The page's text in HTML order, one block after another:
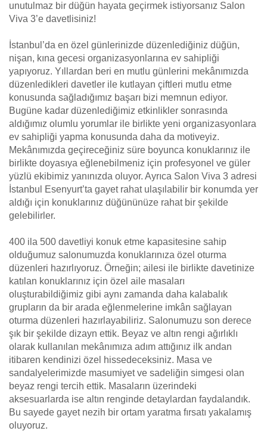
unutulmaz bir düğün hayata geçirmek istiyorsanız Salon
Viva 3’e davetlisiniz!
İstanbul’da en özel günlerinizde düzenlediğiniz düğün,
nişan, kına gecesi organizasyonlarına ev sahipliği
yapıyoruz. Yıllardan beri en mutlu günlerini mekânımızda
düzenledikleri davetler ile kutlayan çiftleri mutlu etme
konusunda sağladığımız başarı bizi memnun ediyor.
Bugüne kadar düzenlediğimiz etkinlikler sonrasında
aldığımız olumlu yorumlar ile birlikte yeni organizasyonlara
ev sahipliği yapma konusunda daha da motiveyiz.
Mekânımızda geçireceğiniz süre boyunca konuklarınız ile
birlikte doyasıya eğlenebilmeniz için profesyonel ve güler
yüzlü ekibimiz yanınızda oluyor. Ayrıca Salon Viva 3 adresi
İstanbul Esenyurt’ta gayet rahat ulaşılabilir bir konumda yer
aldığı için konuklarınız düğününüze rahat bir şekilde
gelebilirler.
400 ila 500 davetliyi konuk etme kapasitesine sahip
olduğumuz salonumuzda konuklarınıza özel oturma
düzenleri hazırlıyoruz. Örneğin; ailesi ile birlikte davetinize
katılan konuklarınız için özel aile masaları
oluşturabildiğimiz gibi aynı zamanda daha kalabalık
grupların da bir arada eğlenmelerine imkân sağlayan
oturma düzenleri hazırlayabiliriz. Salonumuzu son derece
şık bir şekilde dizayn ettik. Beyaz ve altın rengi ağırlıklı
olarak kullanılan mekânımıza adım attığınız ilk andan
itibaren kendinizi özel hissedeceksiniz. Masa ve
sandalyelerimizde masumiyet ve sadeliğin simgesi olan
beyaz rengi tercih ettik. Masaların üzerindeki
aksesuarlarda ise altın renginde detaylardan faydalandık.
Bu sayede gayet nezih bir ortam yaratma fırsatı yakalamış
oluyoruz.